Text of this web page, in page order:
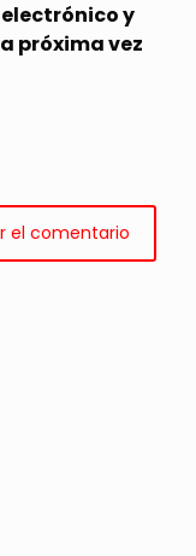
y
próxima vez